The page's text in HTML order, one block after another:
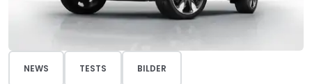
NEWS TESTS BILDER